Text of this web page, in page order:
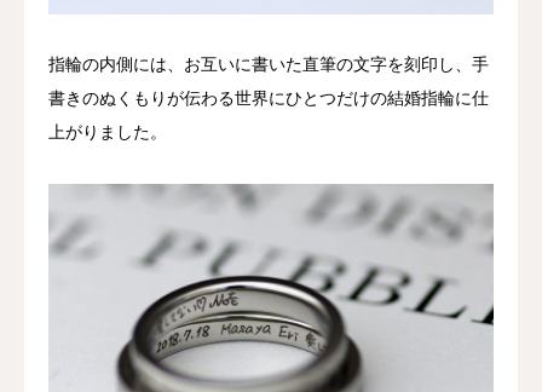
指輪の内側には、お互いに書いた直筆の文字を刻印し、手
書きのぬくもりが伝わる世界にひとつだけの結婚指輪に仕
上がりました。